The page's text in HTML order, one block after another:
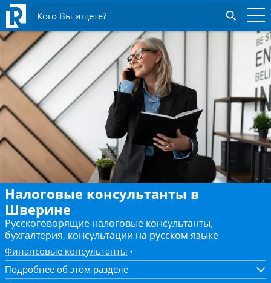
Кого Вы ищете?
Налоговые консультанты в
Шверине
Русскоговорящие налоговые консультанты,
бухгалтерия, консультации на русском языке
Финансовые консультанты
Подробнее об этом разделе